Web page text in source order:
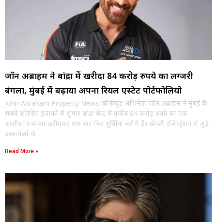
जॉन अब्राहम ने बांद्रा में खरीदा 84 करोड़ रुपये का लग्जरी
बंगला, मुंबई में बढ़ाया अपना रियल एस्टेट पोर्टफोलियो
John Abraham Property News: बॉलीवुड अभिनेता जॉन अब्राहम ने मुंबई के
सबसे प्रतिष्ठित इलाकों में शुमार बांद्रा वेस्ट में करीब 84 करोड़ रुपये का एक
आलीशान बंगला खरीदकर एक बार फिर सुर्खियां बटोरी हैं। प्रॉपर्टी रजिस्ट्रेशन से जुड़े
दस्तावेजों के
Read More »